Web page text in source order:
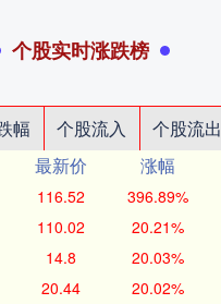
个股实时涨跌榜
幅 个股流入 个股流出
最新价 涨幅
116.52 396.89%
110.02 20.21%
14.8 20.03%
20.44 20.02%